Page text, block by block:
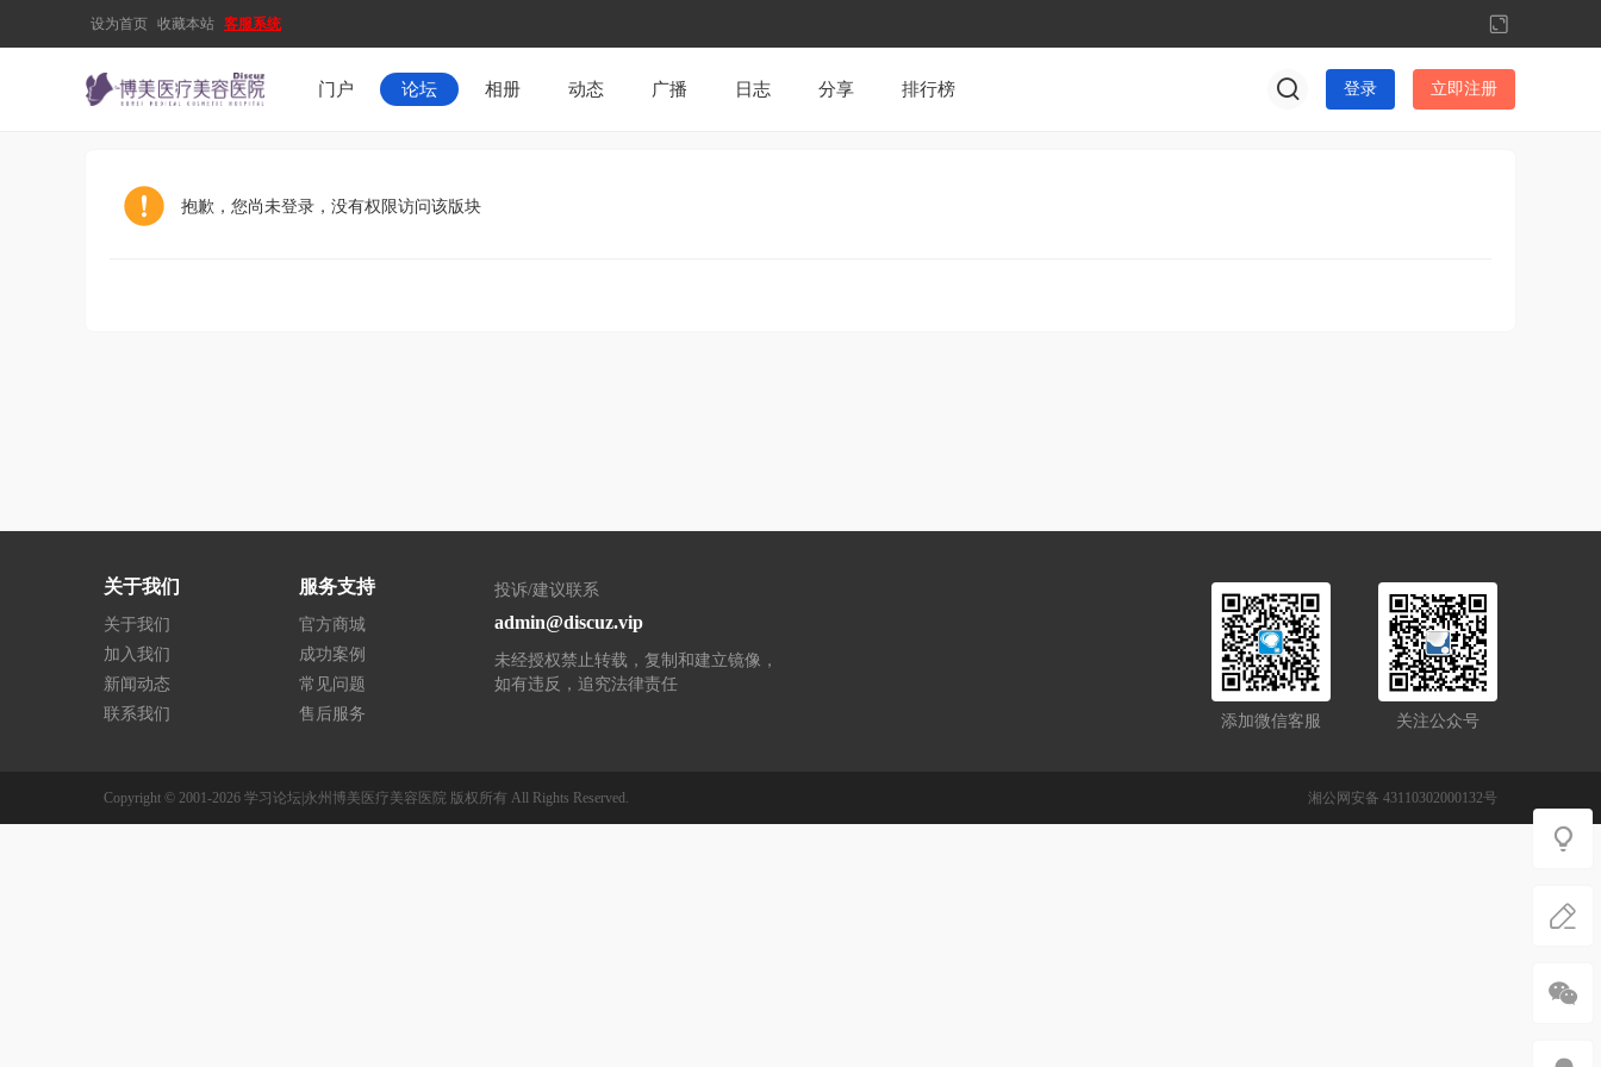
设为首页 收藏本站 客服系统
切
换
到
宽
门户 论坛 相册 动态 广播 日志 分享 排行榜 登录 立即注册
抱歉，您尚未登录，没有权限访问该版块
关于我们
关于我们
加入我们
新闻动态
联系我们
服务支持
官方商城
成功案例
常见问题
售后服务
投诉/建议联系
admin@discuz.vip
未经授权禁止转载，复制和建立镜像，
如有违反，追究法律责任
关注公众号
添加微信客服
Copyright © 2001-2026 学习论坛|永州博美医疗美容医院 版权所有 All Rights Reserved. 湘公网安备 43110302000132号